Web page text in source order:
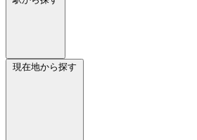
現在地から探す